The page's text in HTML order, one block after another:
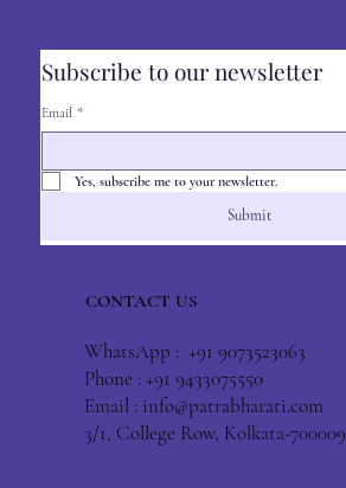
Subscribe to our newsletter
Email *
Yes, subscribe me to your newsletter.
Submit
CONTACT US
WhatsApp : +91 9073523063
Phone : +91 9433075550
Email : info@patrabharati.com
3/1, College Row, Kolkata-700009